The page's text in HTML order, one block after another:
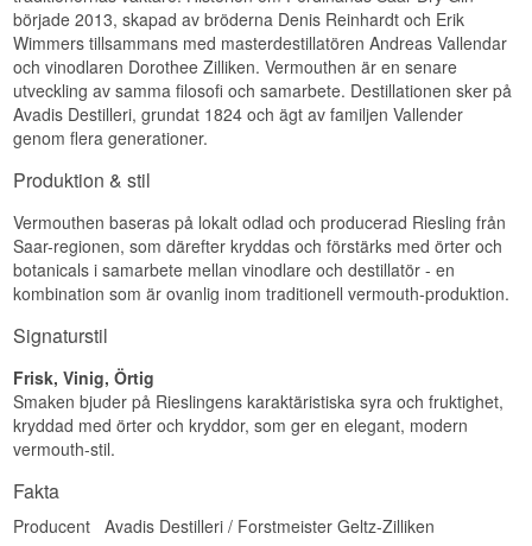
äpple, eller som bas i en mild highball med tonic.
Smakprofil
Kryddig, Blommig, Rund, Vaniljpräglad,
Mineralisk
gamla Mosel-fuderfat av ek - en fatstorlek och -
typ som traditionellt används för att mogna några
av Mosel-områdets finaste rieslingviner.
malörtens rensande bitterhet.
Smak
Torr och örtig med en tydlig syra från rieslingen
och en lätt kryddig värme.
Eftersmak
Specifikationer
Destilleri:Ferdinands / Avadis Destilleri
Region/Land: Saardalen, Tyskland
Serveringsförslag: Njuts i en klassisk Dry Martini
eller på isbitar med en skiva citron.
Visste du att?
började 2013, skapad av bröderna Denis Reinhardt och Erik
Wimmers tillsammans med masterdestillatören Andreas Vallendar
och vinodlaren Dorothee Zilliken. Vermouthen är en senare
utveckling av samma filosofi och samarbete. Destillationen sker på
Avadis Destilleri, grundat 1824 och ägt av familjen Vallender
genom flera generationer.
Produktion & stil
Vermouthen baseras på lokalt odlad och producerad Riesling från
Saar-regionen, som därefter kryddas och förstärks med örter och
botanicals i samarbete mellan vinodlare och destillatör - en
kombination som är ovanlig inom traditionell vermouth-produktion.
Signaturstil
Frisk, Vinig, Örtig
Smaken bjuder på Rieslingens karaktäristiska syra och fruktighet,
kryddad med örter och kryddor, som ger en elegant, modern
vermouth-stil.
Fakta
Producent
Avadis Destilleri / Forstmeister Geltz-Zilliken